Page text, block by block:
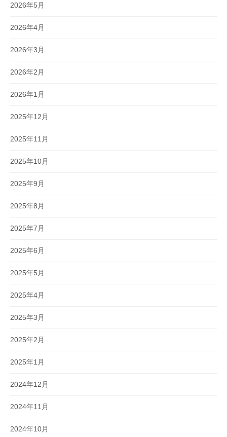
2026年5月
2026年4月
2026年3月
2026年2月
2026年1月
2025年12月
2025年11月
2025年10月
2025年9月
2025年8月
2025年7月
2025年6月
2025年5月
2025年4月
2025年3月
2025年2月
2025年1月
2024年12月
2024年11月
2024年10月